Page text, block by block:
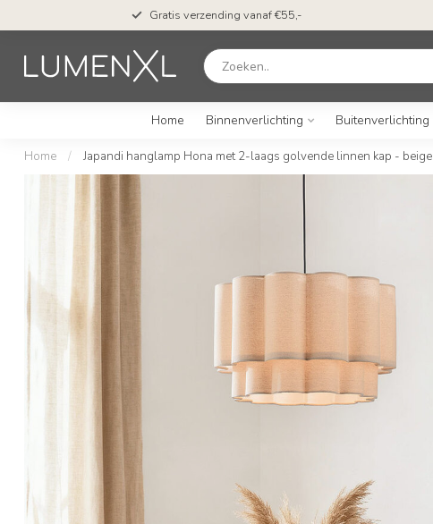
Gratis verzending vanaf €55,-
Home Binnenverlichting Buitenverlichting
Home / Japandi hanglamp Hona met 2-laags golvende linnen kap - beige